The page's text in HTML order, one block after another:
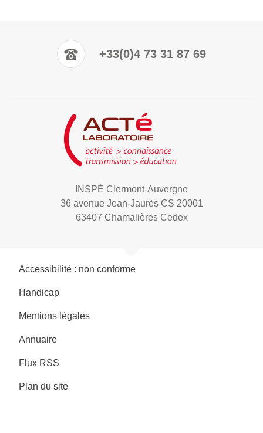
+33(0)4 73 31 87 69
INSPÉ Clermont-Auvergne
36 avenue Jean-Jaurès CS 20001
63407 Chamalières Cedex
Accessibilité : non conforme
Handicap
Mentions légales
Annuaire
Flux RSS
Plan du site